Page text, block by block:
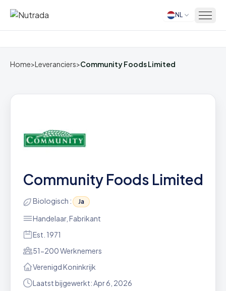
Home NL
Home>Leveranciers>Community Foods Limited
Community Foods Limited
Biologisch : Ja
Handelaar, Fabrikant
Est. 1971
51-200 Werknemers
Verenigd Koninkrijk
Laatst bijgewerkt: Apr 6, 2026